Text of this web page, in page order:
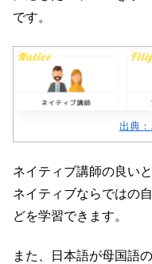
です。
出典
ネイティブ講師の良い
ネイティブならではの
どを学習できます。
また、日本語が母国語